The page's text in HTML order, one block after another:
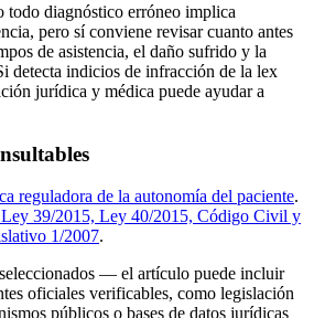
todo diagnóstico erróneo implica
pero sí conviene revisar cuanto antes
de asistencia, el daño sufrido y la
detecta indicios de infracción de la lex
jurídica y médica puede ayudar a
reguladora de la autonomía del paciente.
39/2015, Ley 40/2015, Código Civil y
1/2007.
— el artículo puede incluir
oficiales verificables, como legislación
públicos o bases de datos jurídicas